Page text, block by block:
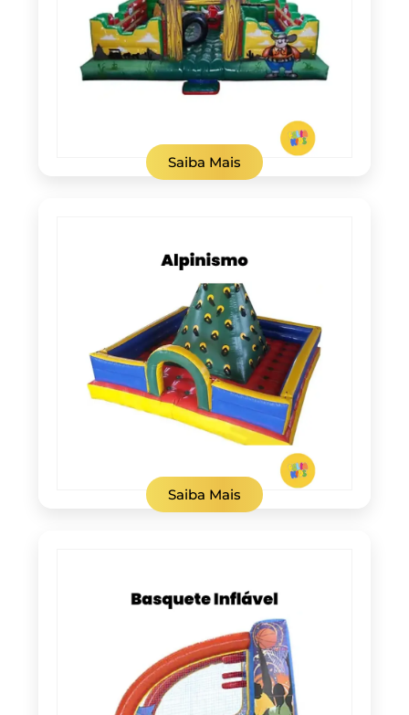
Saiba Mais
Saiba Mais